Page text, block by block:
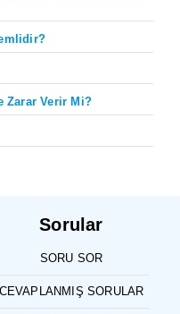
Zarar Verir Mi?
Sorular
SORU SOR
CEVAPLANMIŞ SORULAR